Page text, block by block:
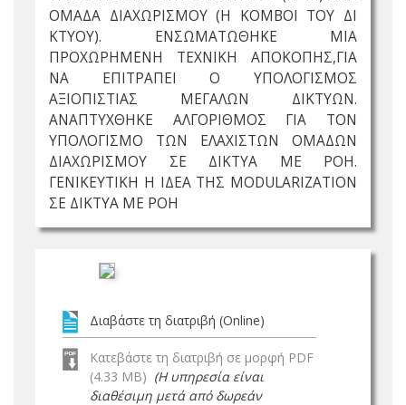
ΟΜΑΔΑ ΔΙΑΧΩΡΙΣΜΟΥ (Η ΚΟΜΒΟΙ ΤΟΥ ΔΙ
ΚΤΥΟΥ). ΕΝΣΩΜΑΤΩΘΗΚΕ ΜΙΑ
ΠΡΟΧΩΡΗΜΕΝΗ ΤΕΧΝΙΚΗ ΑΠΟΚΟΠΗΣ,ΓΙΑ
ΝΑ ΕΠΙΤΡΑΠΕΙ Ο ΥΠΟΛΟΓΙΣΜΟΣ
ΑΞΙΟΠΙΣΤΙΑΣ ΜΕΓΑΛΩΝ ΔΙΚΤΥΩΝ.
ΑΝΑΠΤΥΧΘΗΚΕ ΑΛΓΟΡΙΘΜΟΣ ΓΙΑ ΤΟΝ
ΥΠΟΛΟΓΙΣΜΟ ΤΩΝ ΕΛΑΧΙΣΤΩΝ ΟΜΑΔΩΝ
ΔΙΑΧΩΡΙΣΜΟΥ ΣΕ ΔΙΚΤΥΑ ΜΕ ΡΟΗ.
ΓΕΝΙΚΕΥΤΙΚΗ Η ΙΔΕΑ ΤΗΣ ΜODULARIZATION
ΣΕ ΔΙΚΤΥΑ ΜΕ ΡΟΗ
Διαβάστε τη διατριβή (Online)
Κατεβάστε τη διατριβή σε μορφή PDF
(4.33 MB) (Η υπηρεσία είναι
διαθέσιμη μετά από δωρεάν